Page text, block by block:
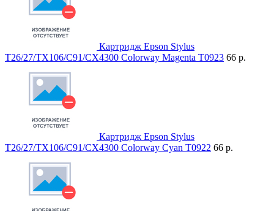
Картридж Epson Stylus
T26/27/TX106/C91/CX4300 Colorway Magenta T0923 66 р.
Картридж Epson Stylus
T26/27/TX106/C91/CX4300 Colorway Cyan T0922 66 р.